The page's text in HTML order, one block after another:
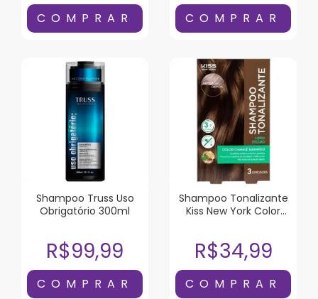
Shampoo Truss Uso
Obrigatório 300ml
R$99,99
Shampoo Tonalizante
Kiss New York Color
R$34,99